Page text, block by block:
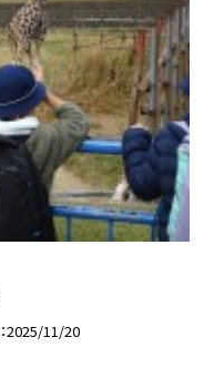
2025/11/20